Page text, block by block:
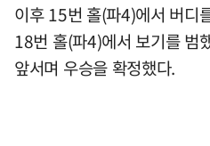
이후 15번 홀(파4)에서 버디
18번 홀(파4)에서 보기를 범
앞서며 우승을 확정했다.